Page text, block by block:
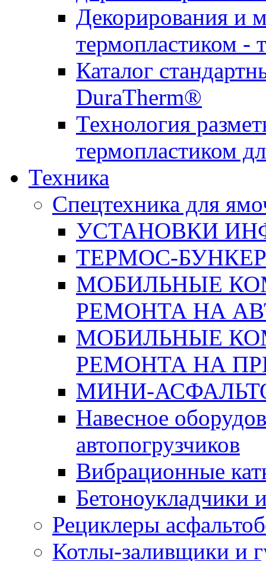
Декорирования и
термопластиком -
Каталог
DuraTherm®
Технология
термопластиком
Техника
Спецтехника для
УСТАНОВКИ
ТЕРМОС-
МОБИЛЬНЫЕ
РЕМОНТА НА
МОБИЛЬНЫЕ
РЕМОНТА НА
МИНИ-
Навесное
автопогрузчиков
Вибрационные
Бетоноукладчики
Рециклеры
Котлы-заливщики и